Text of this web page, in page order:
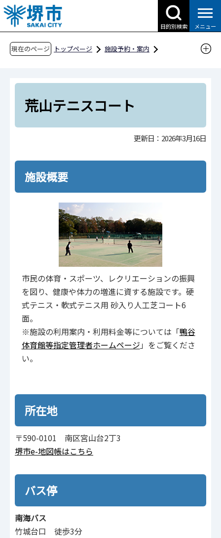
こ
の
ペ
目的別検索 メニュー
現在のページ トップページ
施設予約・案内
テニスコート
荒山テニスコート
荒山テニスコート
更新日：2026年3月16日
施設概要
市民の体育・スポーツ、レクリエーションの振興
を図り、健康や体力の増進に資する施設です。硬
式テニス・軟式テニス用 砂入り人工芝コート6
面。
※施設の利用案内・利用料金等については「鴨谷
体育館等指定管理者ホームページ 」をご覧くださ
い。
所在地
〒590-0101 南区宮山台2丁3
堺市e-地図帳はこちら
バス停
南海バス
竹城台口 徒歩3分